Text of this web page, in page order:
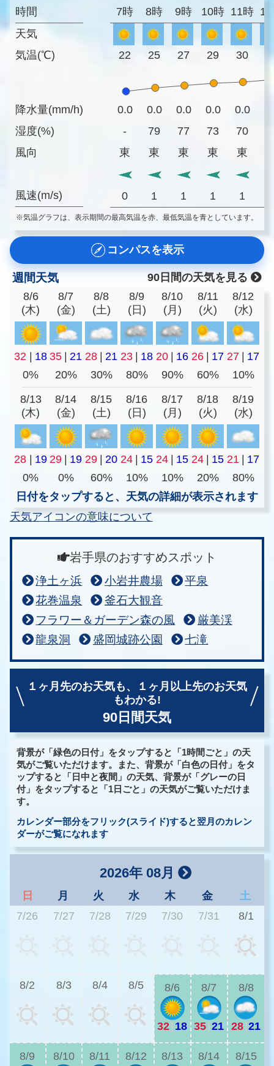
時間
天気
気温(℃)
降水量(mm/h)
湿度(%)
風向
風速(m/s)
7時 8時 9時 10時 11時
22 25 27 29 30
0.0 0.0 0.0 0.0 0.0
-
79 77 73 70
東
東 東 東 東
0 1 1 1 1
※気温グラフは、表示期間の最高気温を赤、最低気温を青としています。
コンパスを表示
週間天気
90日間の天気を見る
8/6
(木)
8/7
(金)
8/8
(土)
8/9
(日)
8/10
(月)
8/11
(火)
8/12
(水)
32 18 35 21 28 21 23 18 20 16 26 17 27
17
0%
20% 30% 80% 90% 60% 10%
8/13
(木)
8/14
(金)
8/15
(土)
8/16
(日)
8/17
(月)
8/18
(火)
8/19
(水)
28 19 29 19 29 20 24 15 24 15 24 15 21
17
0%
0% 60% 10% 10% 20%
80%
日付をタップすると、天気の詳細が表示されます
天気アイコンの意味について
岩手県のおすすめスポット
浄土ヶ浜 小岩井農場
平泉
花巻温泉
釜石大観音
フラワー＆ガーデン森の風
厳美渓
龍泉洞
盛岡城跡公園 七滝
１ヶ月先のお天気も、
１ヶ月以上先のお天気
もわかる!
90日間天気
背景が「緑色の日付」をタップすると「1時間ごと」の天
気がご覧いただけます。また、背景が「白色の日付」をタ
ップすると「日中と夜間」の天気、背景が「グレーの日
付」をタップすると「1日ごと」の天気がご覧いただけま
す。
カレンダー部分をフリック(スライド)すると翌月のカレン
ダーがご覧になれます
2026年 08月
日 月 火 水 木 金
土
7/26
7/27 7/28 7/29 7/30 7/31 8/1
8/2 8/3 8/4 8/5 8/6
32| 18
8/7
35|21
8/8
28|21
8/9 8/10 8/11 8/12 8/13 8/14 8/15